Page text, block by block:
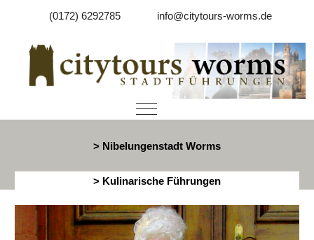
(0172) 6292785 info@citytours-worms.de
Mobile Menu Toggle
> Nibelungenstadt Worms
> Kulinarische Führungen